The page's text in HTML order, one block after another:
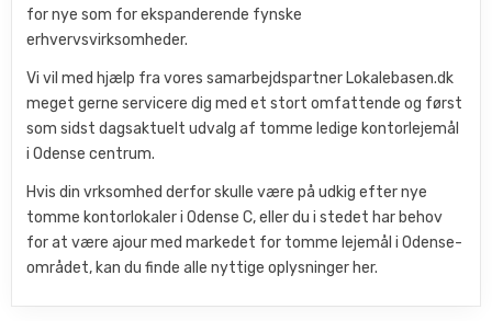
for nye som for ekspanderende fynske
erhvervsvirksomheder.
Vi vil med hjælp fra vores samarbejdspartner Lokalebasen.dk
meget gerne servicere dig med et stort omfattende og først
som sidst dagsaktuelt udvalg af tomme ledige kontorlejemål
i Odense centrum.
Hvis din vrksomhed derfor skulle være på udkig efter nye
tomme kontorlokaler i Odense C, eller du i stedet har behov
for at være ajour med markedet for tomme lejemål i Odense-
området, kan du finde alle nyttige oplysninger her.